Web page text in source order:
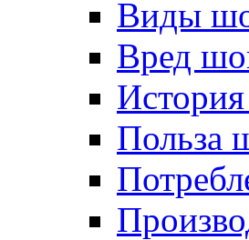
Виды
Вред
Польза